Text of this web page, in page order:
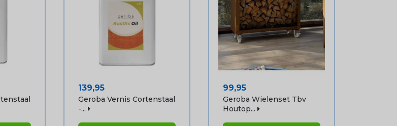
Prijs
139,95
Geroba Vernis Cortenstaal
-...
Prijs
99,95
Geroba Wielenset Tbv
Houtop...